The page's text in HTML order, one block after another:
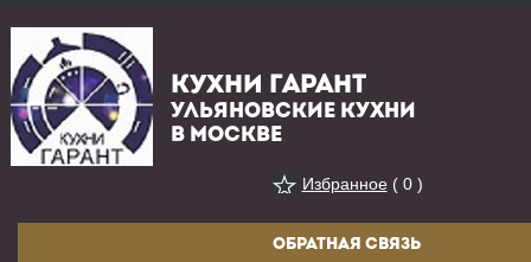
КУХНИ ГАРАНТ
УЛЬЯНОВСКИЕ КУХНИ
В МОСКВЕ
Избранное( 0 )
ОБРАТНАЯ СВЯЗЬ